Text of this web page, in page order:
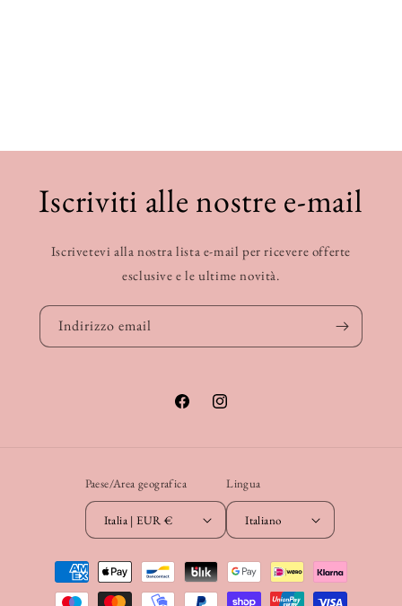
Iscriviti alle nostre e-mail
Iscrivetevi alla nostra lista e-mail per ricevere offerte
esclusive e le ultime novità.
Indirizzo email
FacebookInstagram
Paese/Area geografica
Italia | EUR €
Lingua
Italiano
Metodi